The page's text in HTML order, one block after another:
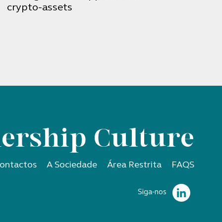
crypto-assets
Culture
A Sociedade Área Restrita FAQS
Siga-nos